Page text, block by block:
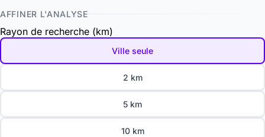
AFFINER L'ANALYSE
Rayon de recherche (km)
Ville seule
2 km
5 km
10 km